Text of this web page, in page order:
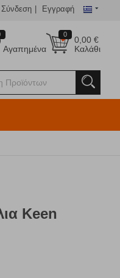
Σύνδεση Εγγραφή
0
0,00€
Καλάθι
Αγαπημένα
Keen